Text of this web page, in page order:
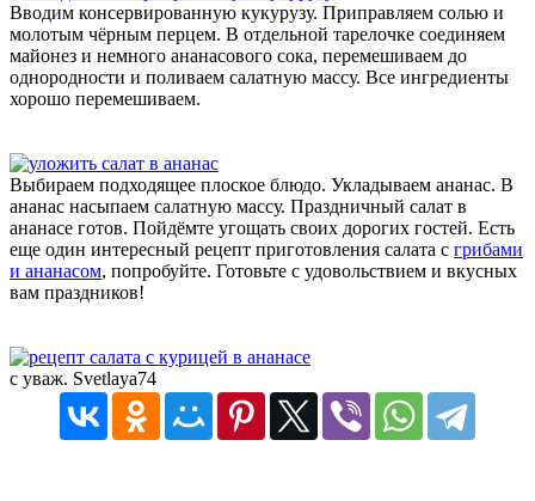
Вводим консервированную кукурузу. Приправляем солью и
молотым чёрным перцем. В отдельной тарелочке соединяем
майонез и немного ананасового сока, перемешиваем до
однородности и поливаем салатную массу. Все ингредиенты
хорошо перемешиваем.
Выбираем подходящее плоское блюдо. Укладываем ананас. В
ананас насыпаем салатную массу. Праздничный салат в
ананасе готов. Пойдёмте угощать своих дорогих гостей. Есть
еще один интересный рецепт приготовления салата с грибами
и ананасом, попробуйте. Готовьте с удовольствием и вкусных
вам праздников!
с уваж. Svetlaya74